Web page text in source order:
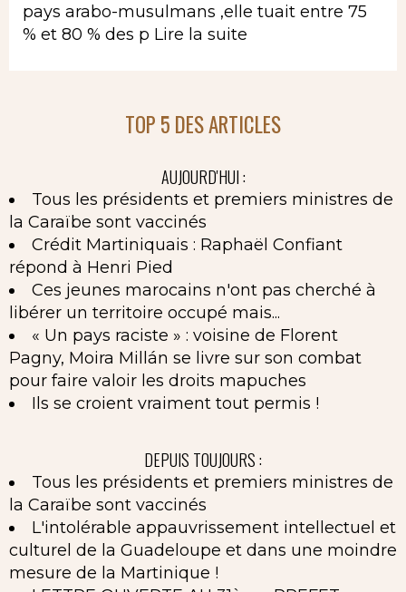
pays arabo-musulmans ,elle tuait entre 75
% et 80 % des p Lire la suite
TOP 5 DES ARTICLES
AUJOURD'HUI :
Tous les présidents et premiers ministres de
la Caraïbe sont vaccinés
Crédit Martiniquais : Raphaël Confiant
répond à Henri Pied
Ces jeunes marocains n'ont pas cherché à
libérer un territoire occupé mais...
« Un pays raciste » : voisine de Florent
Pagny, Moira Millán se livre sur son combat
pour faire valoir les droits mapuches
Ils se croient vraiment tout permis !
DEPUIS TOUJOURS :
Tous les présidents et premiers ministres de
la Caraïbe sont vaccinés
L'intolérable appauvrissement intellectuel et
culturel de la Guadeloupe et dans une moindre
mesure de la Martinique !